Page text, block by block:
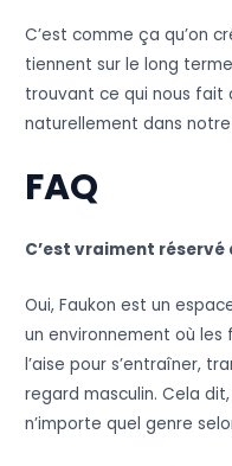
C’est comme ça qu’on
tiennent sur le long
trouvant ce qui nous fait
naturellement dans
FAQ
C’est vraiment
Oui, Faukon est un
un environnement où
l’aise pour s’entraîner,
regard masculin. Cela
n’importe quel genre